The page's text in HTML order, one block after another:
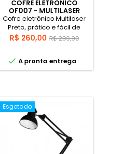
COFRE ELETRÔNICO
OF007 - MULTILASER
Cofre eletrônico Multilaser
Preto, prático e fácil de
manusear indispensável
para guardar bens de
painel eletrônico e Led,
dupla tava de segurança e
pertences. Funciona com 4
pilhas AA, com capacidade
de fixação em parece ou
no chão, além disso tudo,
ele conta com um...
Preço
R$ 260,00 Preço
R$ 299,90
 A pronta entrega
Esgotado